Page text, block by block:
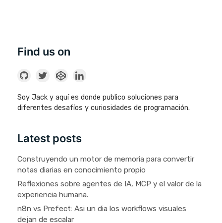
Find us on
Soy Jack y aquí es donde publico soluciones para
diferentes desafíos y curiosidades de programación.
Latest posts
Construyendo un motor de memoria para convertir
notas diarias en conocimiento propio
Reflexiones sobre agentes de IA, MCP y el valor de la
experiencia humana.
n8n vs Prefect: Asi un dia los workflows visuales
dejan de escalar